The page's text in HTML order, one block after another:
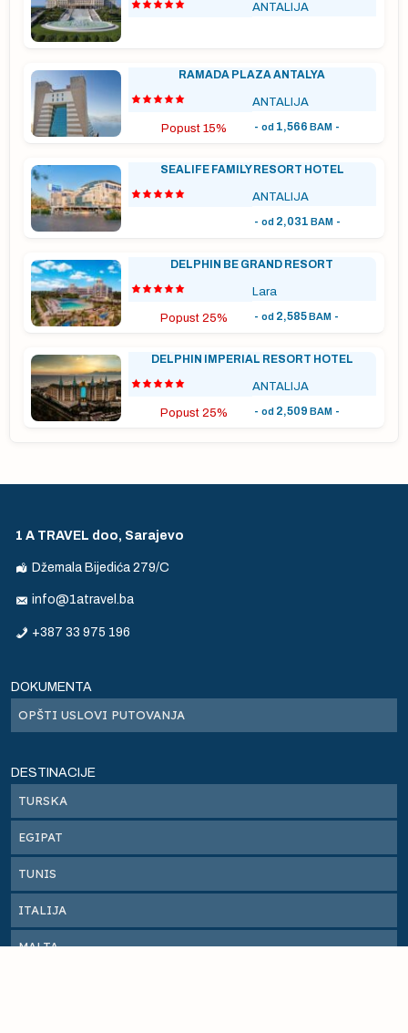
ANTALIJA
RAMADA PLAZA ANTALYA
ANTALIJA
Popust 15% -od 1,566 BAM -
SEALIFE FAMILY RESORT HOTEL
ANTALIJA
-od 2,031 BAM -
DELPHIN BE GRAND RESORT
Lara
Popust 25% -od 2,585BAM -
DELPHIN IMPERIAL RESORT HOTEL
ANTALIJA
Popust 25% -od 2,509 BAM -
1 A TRAVEL doo, Sarajevo
Džemala Bijedića 279/C
info@1atravel.ba
+387 33 975 196
DOKUMENTA
OPŠTI USLOVI PUTOVANJA
DESTINACIJE
TURSKA
EGIPAT
TUNIS
ITALIJA
MALTA